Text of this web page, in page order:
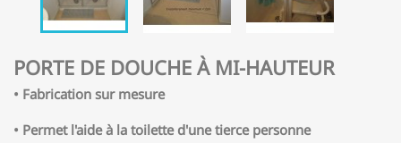
PORTE DE DOUCHE À MI-HAUTEUR
• Fabrication sur mesure
• Permet l'aide à la toilette d'une tierce personne